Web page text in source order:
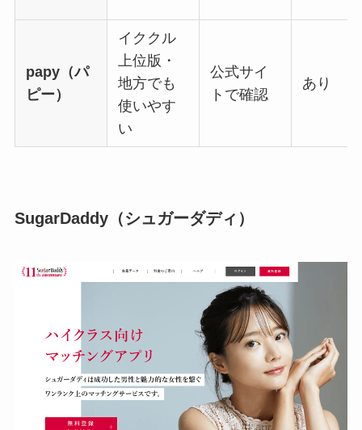
papy（パ
ピー）
イククル
上位版・
地方でも
使いやす
い
公式サイ
トで確認
あり
SugarDaddy（シュガーダディ）